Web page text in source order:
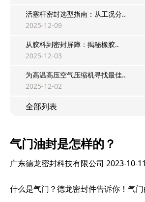
活塞杆密封选型指南：从工况分..
2025-12-09
从胶料到密封屏障：揭秘橡胶..
2025-12-03
为高温高压空气压缩机寻找最佳..
2025-12-02
全部列表
气门油封是怎样的？
广东德龙密封科技有限公司 2023-10-11
什么是气门？德龙密封件告诉你！气